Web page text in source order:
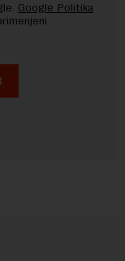
Google Politika